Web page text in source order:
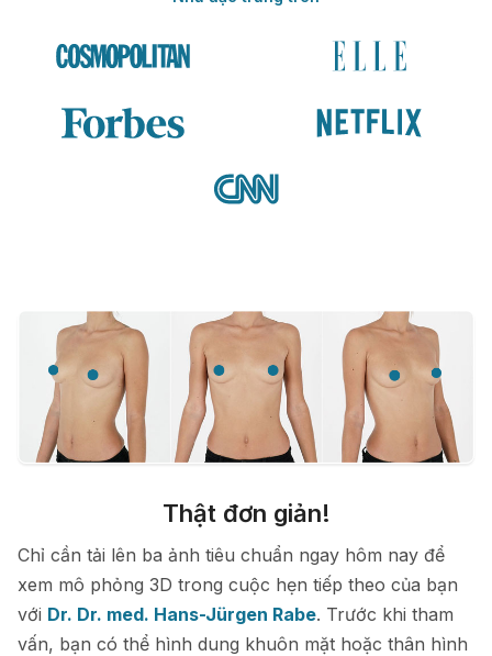
Thật đơn giản!
Chỉ cần tải lên ba ảnh tiêu chuẩn ngay hôm nay để
xem mô phỏng 3D trong cuộc hẹn tiếp theo của bạn
với Dr. Dr. med. Hans-Jürgen Rabe. Trước khi tham
vấn, bạn có thể hình dung khuôn mặt hoặc thân hình